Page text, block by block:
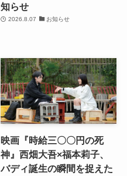
知らせ
2026.8.07 お知らせ
映画『時給三〇〇円の死
神』西畑大吾×福本莉子、
バディ誕生の瞬間を捉えた